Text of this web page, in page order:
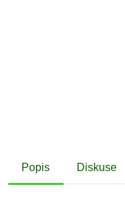
Popis Diskuse